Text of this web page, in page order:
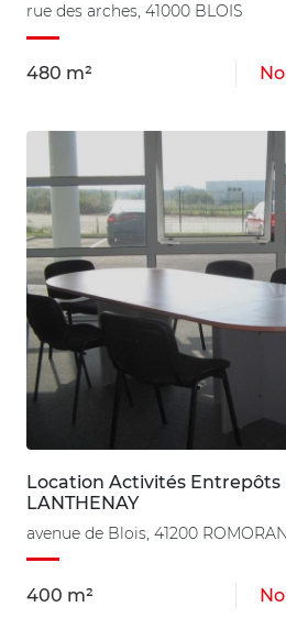
rue des arches, 41000 BLOIS
480 m²
Location Activités Entrepôts
LANTHENAY
avenue de Blois, 41200
400 m²